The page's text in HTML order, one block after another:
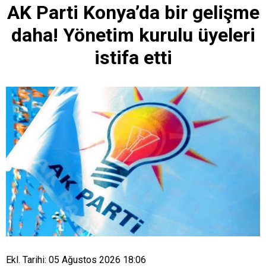
AK Parti Konya’da bir gelişme
daha! Yönetim kurulu üyeleri
istifa etti
Ekl. Tarihi: 05 Ağustos 2026 18:06